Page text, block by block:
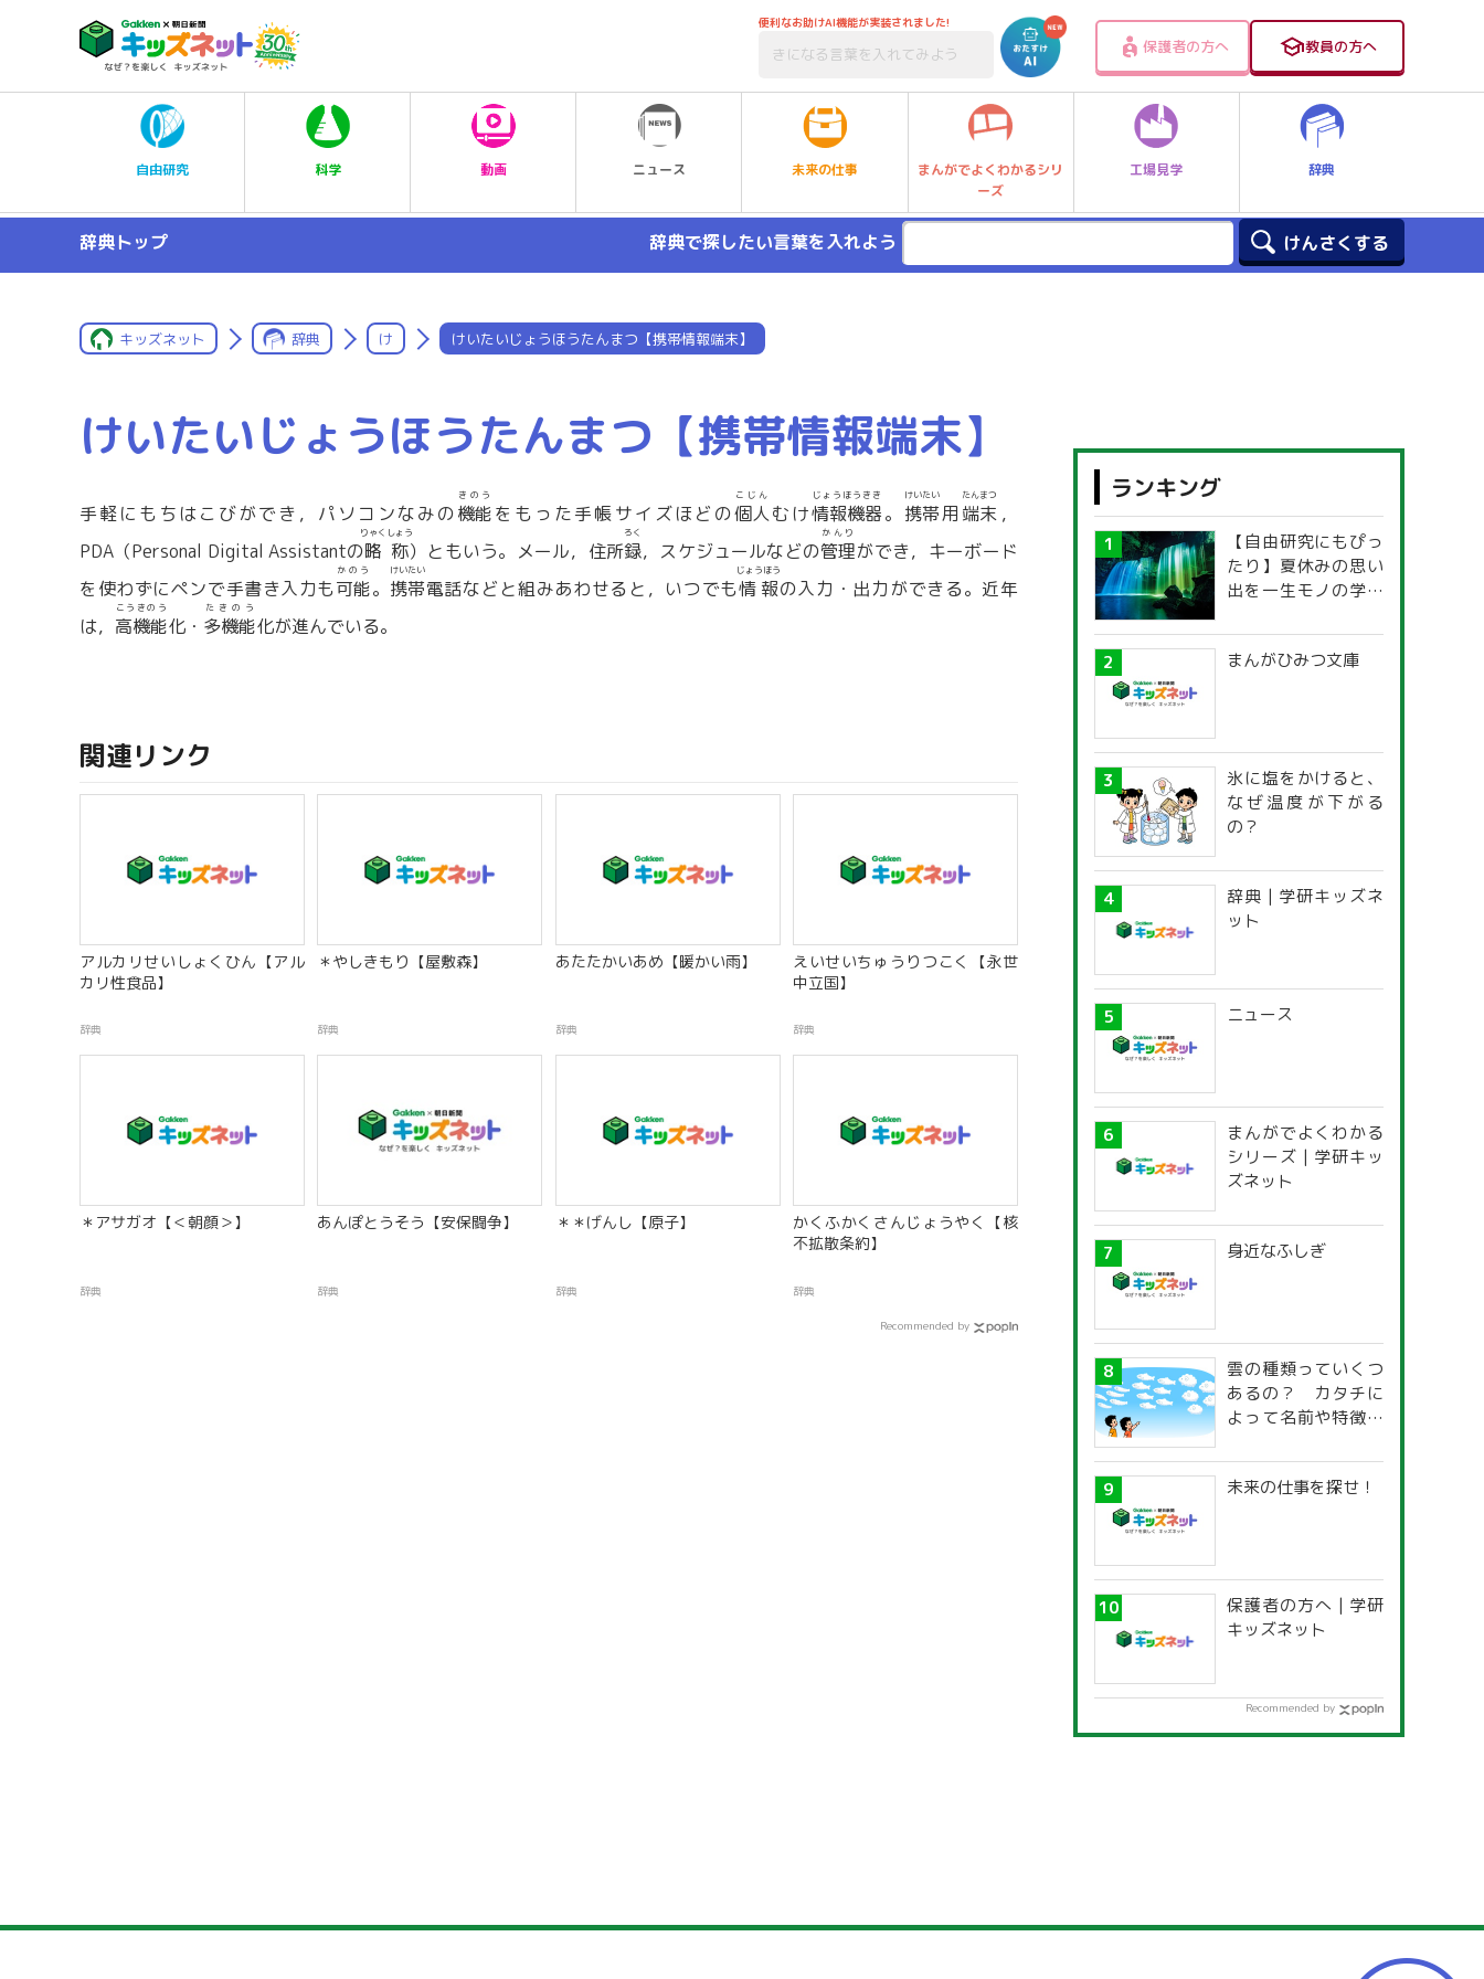
便利なお助けAI機能が実装されました!
保護者の方へ 教員の方へ
自由研究 科学 動画 ニュース 未来の仕事
まんがでよくわかるシリ
ーズ
工場見学 辞典
辞典トップ 辞典で探したい言葉を入れよう
キッズネット 辞典 け けいたいじょうほうたんまつ【携帯情報端末】
けいたいじょうほうたんまつ【携帯情報端末】
手軽にもちはこびができ，パソコンなみの機能
きのう
をもった手帳サイズほどの個人
こじん
むけ情報機器
じょうほうきき
。 携帯
けいたい
用 端末
たんまつ
，
PDA（Personal Digital Assistantの略称
りゃくしょう
）ともいう。メール，住所録
ろく
，スケジュールなどの管理
かんり
ができ，キーボード
を使わずにペンで手書き入力も可能
かのう
。 携帯
けいたい
電話などと組みあわせると，いつでも情報
じょうほう
の入力・出力ができる。近年
は， 高機能
こうきのう
化・ 多機能
たきのう
化が進んでいる。
関連リンク
アルカリせいしょくひん【アル
カリ性食品】
辞典
＊やしきもり【屋敷森】
辞典
あたたかいあめ【暖かい雨】
辞典
えいせいちゅうりつこく【永世
中立国】
辞典
＊アサガオ【＜朝顔＞】
辞典
あんぽとうそう【安保闘争】
辞典
＊＊げんし【原子】
辞典
かくふかくさんじょうやく【核
不拡散条約】
辞典
Recommended by
ランキング
【自由研究にもぴっ
たり】夏休みの思い
出を一生モノの学び
探究ガイド
まんがひみつ文庫
氷に塩をかけると、
なぜ温度が下がる
の？
辞典 | 学研キッズネ
ット
ニュース
まんがでよくわかる
シリーズ | 学研キッ
ズネット
身近なふしぎ
雲の種類っていくつ
あるの？ カタチに
よって名前や特徴が
未来の仕事を探せ！
保護者の方へ | 学研
キッズネット
Recommended by